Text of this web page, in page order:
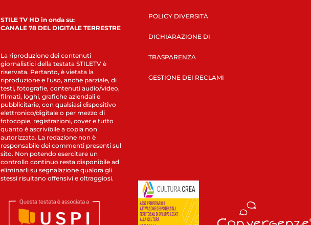
STILE TV HD in onda su:
CANALE 78 DEL DIGITALE TERRESTRE
La riproduzione dei contenuti
giornalistici della testata STILETV è
riservata. Pertanto, è vietata la
riproduzione e l’uso, anche parziale, di
testi, fotografie, contenuti audio/video,
filmati, loghi, grafiche aziendali e
pubblicitarie, con qualsiasi dispositivo
elettronico/digitale o per mezzo di
fotocopie, registrazioni, cover e tutto
quanto è ascrivibile a copia non
autorizzata. La redazione non è
responsabile dei commenti presenti sul
sito. Non potendo esercitare un
controllo continuo resta disponibile ad
eliminarli su segnalazione qualora gli
stessi risultano offensivi e oltraggiosi.
POLICY DIVERSITÀ
DICHIARAZIONE DI
TRASPARENZA
GESTIONE DEI RECLAMI